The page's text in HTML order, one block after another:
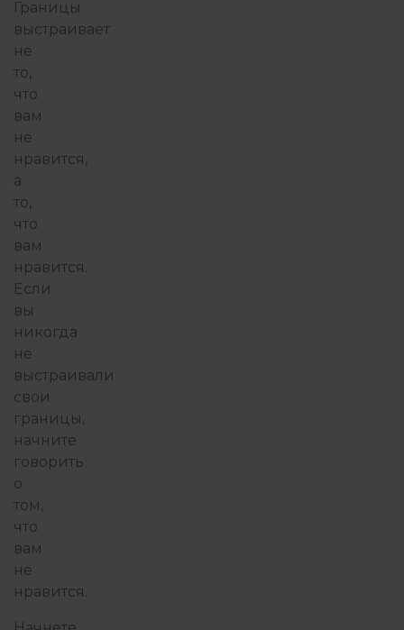
Границы
выстраивает
не
то,
что
вам
не
нравится,
а
то,
что
вам
нравится.
Если
вы
никогда
не
выстраивали
свои
границы,
начните
говорить
о
том,
что
вам
не
нравится.